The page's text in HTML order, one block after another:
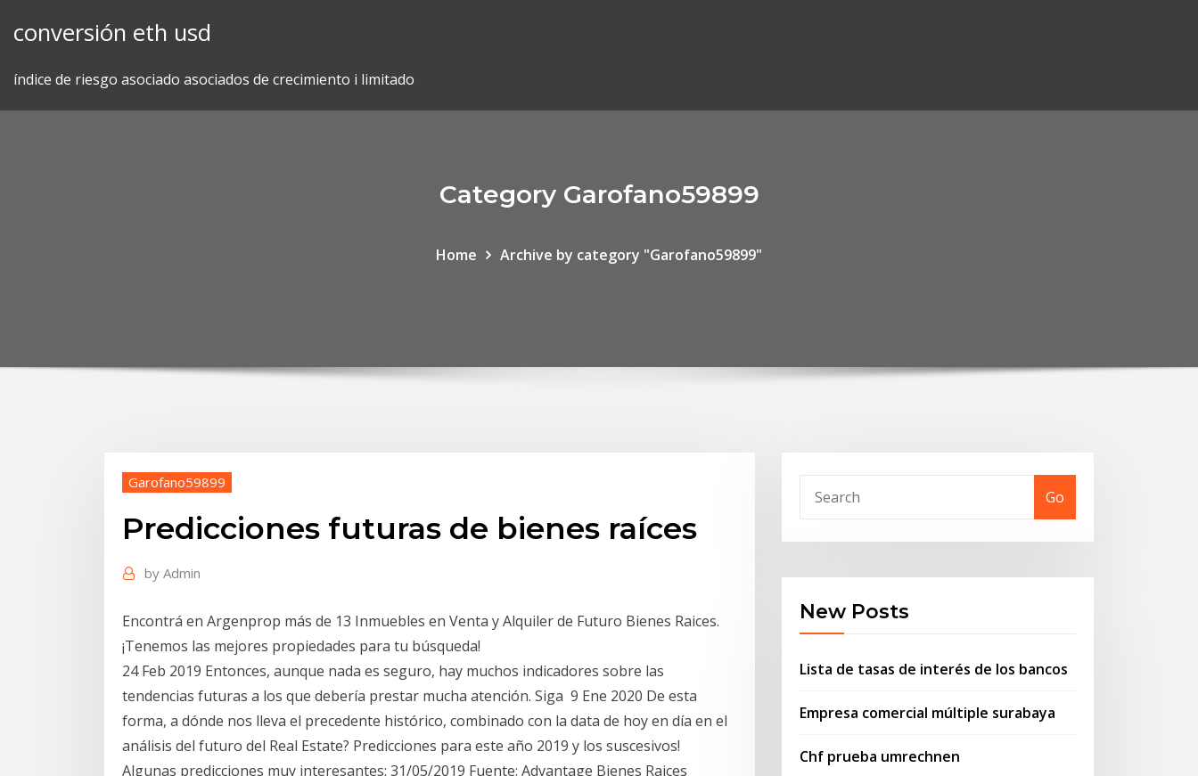
conversión eth usd
índice de riesgo asociado asociados de crecimiento i limitado
Category Garofano59899
Home Archive by category "Garofano59899"
Garofano59899
Predicciones futuras de bienes raíces
by Admin
Encontrá en Argenprop más de 13 Inmuebles en Venta y Alquiler de Futuro Bienes Raices.
¡Tenemos las mejores propiedades para tu búsqueda!
24 Feb 2019 Entonces, aunque nada es seguro, hay muchos indicadores sobre las
tendencias futuras a los que debería prestar mucha atención. Siga 9 Ene 2020 De esta
forma, a dónde nos lleva el precedente histórico, combinado con la data de hoy en día en el
análisis del futuro del Real Estate? Predicciones para este año 2019 y los suscesivos!
Algunas predicciones muy interesantes: 31/05/2019 Fuente: Advantage Bienes Raices
Go
New Posts
Lista de tasas de interés de los bancos
Empresa comercial múltiple surabaya
Chf prueba umrechnen